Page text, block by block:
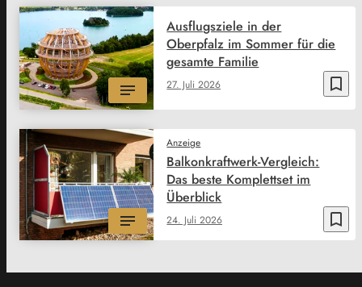
bookmark_border
27. Juli 2026
Ausflugsziele in der
Oberpfalz im Sommer für die
gesamte Familie
bookmark_border
24. Juli 2026
Anzeige
Balkonkraftwerk-Vergleich:
Das beste Komplettset im
Überblick